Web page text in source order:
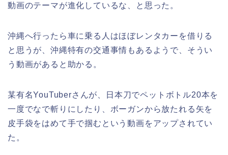
動画のテーマが進化しているな、と思った。
沖縄へ行ったら車に乗る人はほぼレンタカーを借りる
と思うが、沖縄特有の交通事情もあるようで、そうい
う動画があると助かる。
某有名YouTuberさんが、日本刀でペットボトル20本を
一度でなで斬りにしたり、ボーガンから放たれる矢を
皮手袋をはめて手で掴むという動画をアップされてい
た。